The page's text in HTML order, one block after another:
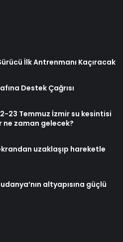
İlk Antrenmanı Kaçıracak
Destek Çağrısı
23 Temmuz İzmir su kesintisi
zaman gelecek?
uzaklaşıp hareketle
altyapısına güçlü